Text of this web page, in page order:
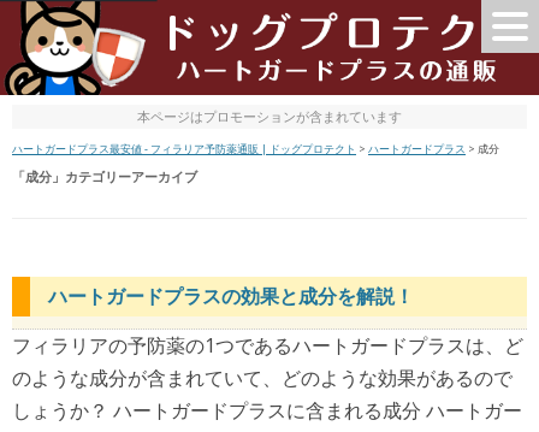
本ページはプロモーションが含まれています
ハートガードプラス最安値 - フィラリア予防薬通販 | ドッグプロテクト > ハートガードプラス > 成分
「成分 」カテゴリーアーカイブ
ハートガードプラスの効果と成分を解説！
フィラリアの予防薬の1つであるハートガードプラスは、ど
のような成分が含まれていて、どのような効果があるので
しょうか？ ハートガードプラスに含まれる成分 ハートガー